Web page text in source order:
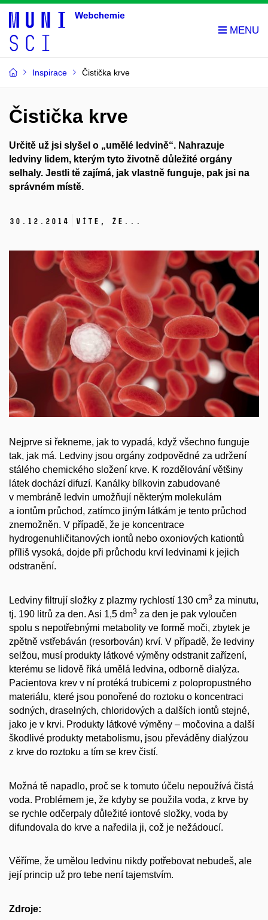
Inspirace Čistička krve
Čistička krve
Určitě už jsi slyšel o „umělé ledvině“. Nahrazuje
ledviny lidem, kterým tyto životně důležité orgány
selhaly. Jestli tě zajímá, jak vlastně funguje, pak jsi na
správném místě.
30. 12. 2014 Víte, že...
Nejprve si řekneme, jak to vypadá, když všechno funguje
tak, jak má. Ledviny jsou orgány zodpovědné za udržení
stálého chemického složení krve. K rozdělování většiny
látek dochází difuzí. Kanálky bílkovin zabudované
v membráně ledvin umožňují některým molekulám
a iontům průchod, zatímco jiným látkám je tento průchod
znemožněn. V případě, že je koncentrace
hydrogenuhličitanových iontů nebo oxoniových kationtů
příliš vysoká, dojde při průchodu krví ledvinami k jejich
odstranění.
Ledviny filtrují složky z plazmy rychlostí 130 cm3 za minutu,
tj. 190 litrů za den. Asi 1,5 dm3 za den je pak vyloučen
spolu s nepotřebnými metabolity ve formě moči, zbytek je
zpětně vstřebáván (resorbován) krví. V případě, že ledviny
selžou, musí produkty látkové výměny odstranit zařízení,
kterému se lidově říká umělá ledvina, odborně dialýza.
Pacientova krev v ní protéká trubicemi z polopropustného
materiálu, které jsou ponořené do roztoku o koncentraci
sodných, draselných, chloridových a dalších iontů stejné,
jako je v krvi. Produkty látkové výměny – močovina a další
škodlivé produkty metabolismu, jsou převáděny dialýzou
z krve do roztoku a tím se krev čistí.
Možná tě napadlo, proč se k tomuto účelu nepoužívá čistá
voda. Problémem je, že kdyby se použila voda, z krve by
se rychle odčerpaly důležité iontové složky, voda by
difundovala do krve a naředila ji, což je nežádoucí.
Věříme, že umělou ledvinu nikdy potřebovat nebudeš, ale
její princip už pro tebe není tajemstvím.
Zdroje: